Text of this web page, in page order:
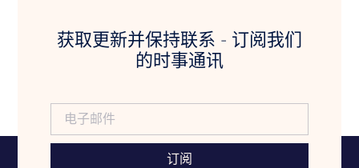
获取更新并保持联系 - 订阅我们
的时事通讯
订阅